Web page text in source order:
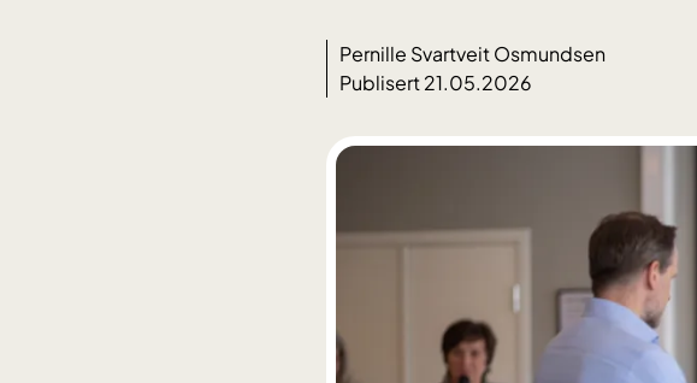
Pernille Svartveit Osmundsen
Publisert 21.05.2026